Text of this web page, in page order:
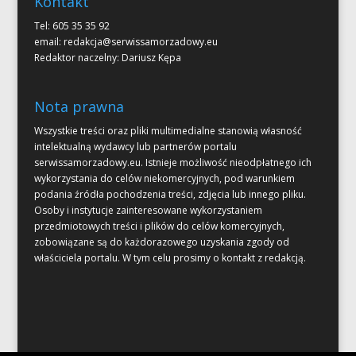
Tel: 605 35 35 92
email: redakcja@serwissamorzadowy.eu
Redaktor naczelny: Dariusz Kępa
Nota prawna
Wszystkie treści oraz pliki multimedialne stanowią własność
intelektualną wydawcy lub partnerów portalu
serwissamorzadowy.eu. Istnieje możliwość nieodpłatnego ich
wykorzystania do celów niekomercyjnych, pod warunkiem
podania źródła pochodzenia treści, zdjęcia lub innego pliku.
Osoby i instytucje zainteresowane wykorzystaniem
przedmiotowych treści i plików do celów komercyjnych,
zobowiązane są do każdorazowego uzyskania zgody od
właściciela portalu. W tym celu prosimy o kontakt z redakcją.